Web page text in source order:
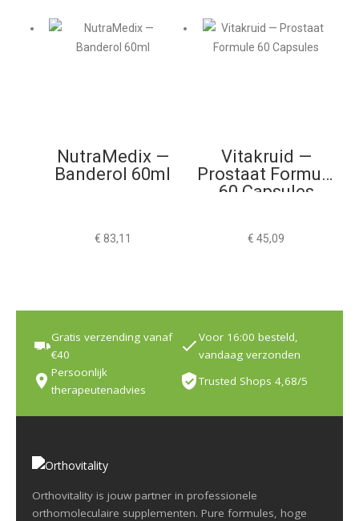
NutraMedix —
Banderol 60ml
€ 83,11
Vitakruid —
Prostaat Formule
60 Capsules
€ 45,09
Gratis verzending vanaf
€40
Voor 16:00 besteld,
vandaag verzonden
Persoonlijk
therapeutenadvies
Trusted Shops 4,68/5
Orthovitality is jouw partner in professionele
orthomoleculaire supplementen. Pure formules, hoge